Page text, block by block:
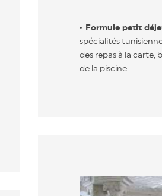
Formule petit
spécialités
des repas à la carte,
de la piscine.